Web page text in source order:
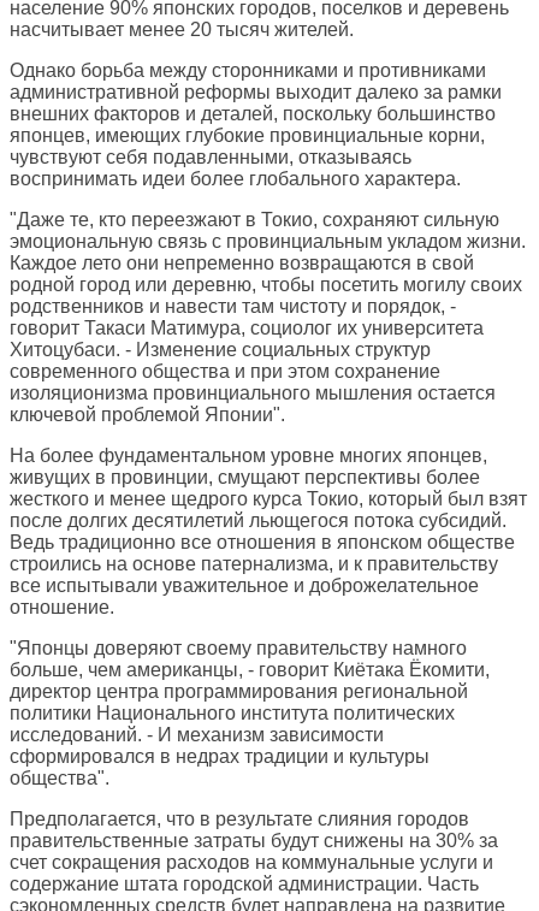
население 90% японских городов, поселков и деревень
насчитывает менее 20 тысяч жителей.
Однако борьба между сторонниками и противниками
административной реформы выходит далеко за рамки
внешних факторов и деталей, поскольку большинство
японцев, имеющих глубокие провинциальные корни,
чувствуют себя подавленными, отказываясь
воспринимать идеи более глобального характера.
"Даже те, кто переезжают в Токио, сохраняют сильную
эмоциональную связь с провинциальным укладом жизни.
Каждое лето они непременно возвращаются в свой
родной город или деревню, чтобы посетить могилу своих
родственников и навести там чистоту и порядок, -
говорит Такаси Матимура, социолог их университета
Хитоцубаси. - Изменение социальных структур
современного общества и при этом сохранение
изоляционизма провинциального мышления остается
ключевой проблемой Японии".
На более фундаментальном уровне многих японцев,
живущих в провинции, смущают перспективы более
жесткого и менее щедрого курса Токио, который был взят
после долгих десятилетий льющегося потока субсидий.
Ведь традиционно все отношения в японском обществе
строились на основе патернализма, и к правительству
все испытывали уважительное и доброжелательное
отношение.
"Японцы доверяют своему правительству намного
больше, чем американцы, - говорит Киётака Ёкомити,
директор центра программирования региональной
политики Национального института политических
исследований. - И механизм зависимости
сформировался в недрах традиции и культуры
общества".
Предполагается, что в результате слияния городов
правительственные затраты будут снижены на 30% за
счет сокращения расходов на коммунальные услуги и
содержание штата городской администрации. Часть
сэкономленных средств будет направлена на развитие